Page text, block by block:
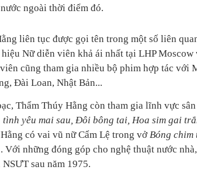
ngoài thời điểm đó.
liên tục được gọi tên trong một số liên
Nữ diễn viên khả ái nhất tại LHP Moscow
cũng tham gia nhiều bộ phim hợp tác với
Đài Loan, Nhật Bản...
Thẩm Thúy Hằng còn tham gia lĩnh vực
tình yêu mai sau, Đôi bông tai, Hoa sim gai
có vai vũ nữ Cẩm Lệ trong vởBóng chim
Với những đóng góp cho nghệ thuật nước
sau năm 1975.